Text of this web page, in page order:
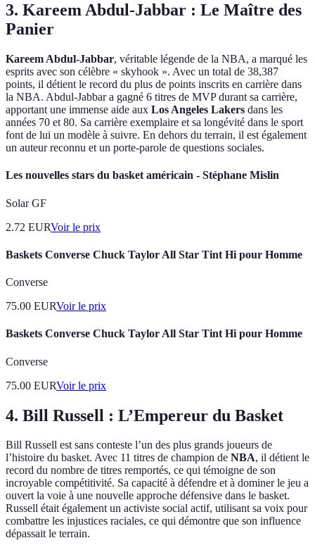
3. Kareem Abdul-Jabbar : Le Maître des
Panier
Kareem Abdul-Jabbar, véritable légende de la NBA, a marqué les
esprits avec son célèbre « skyhook ». Avec un total de 38,387
points, il détient le record du plus de points inscrits en carrière dans
la NBA. Abdul-Jabbar a gagné 6 titres de MVP durant sa carrière,
apportant une immense aide aux Los Angeles Lakers dans les
années 70 et 80. Sa carrière exemplaire et sa longévité dans le sport
font de lui un modèle à suivre. En dehors du terrain, il est également
un auteur reconnu et un porte-parole de questions sociales.
Les nouvelles stars du basket américain - Stéphane Mislin
Solar GF
2.72 EURVoir le prix
Baskets Converse Chuck Taylor All Star Tint Hi pour Homme
Converse
75.00 EURVoir le prix
Baskets Converse Chuck Taylor All Star Tint Hi pour Homme
Converse
75.00 EURVoir le prix
4. Bill Russell : L’Empereur du Basket
Bill Russell est sans conteste l’un des plus grands joueurs de
l’histoire du basket. Avec 11 titres de champion de NBA, il détient le
record du nombre de titres remportés, ce qui témoigne de son
incroyable compétitivité. Sa capacité à défendre et à dominer le jeu a
ouvert la voie à une nouvelle approche défensive dans le basket.
Russell était également un activiste social actif, utilisant sa voix pour
combattre les injustices raciales, ce qui démontre que son influence
dépassait le terrain.